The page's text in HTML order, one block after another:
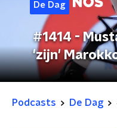
De Dag
#1414 -
'zijn'
Podcasts De Dag